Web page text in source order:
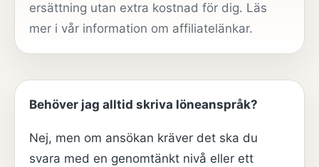
ersättning utan extra kostnad för dig. Läs
mer i vår information om affiliatelänkar.
Behöver jag alltid skriva löneanspråk?
Nej, men om ansökan kräver det ska du
svara med en genomtänkt nivå eller ett